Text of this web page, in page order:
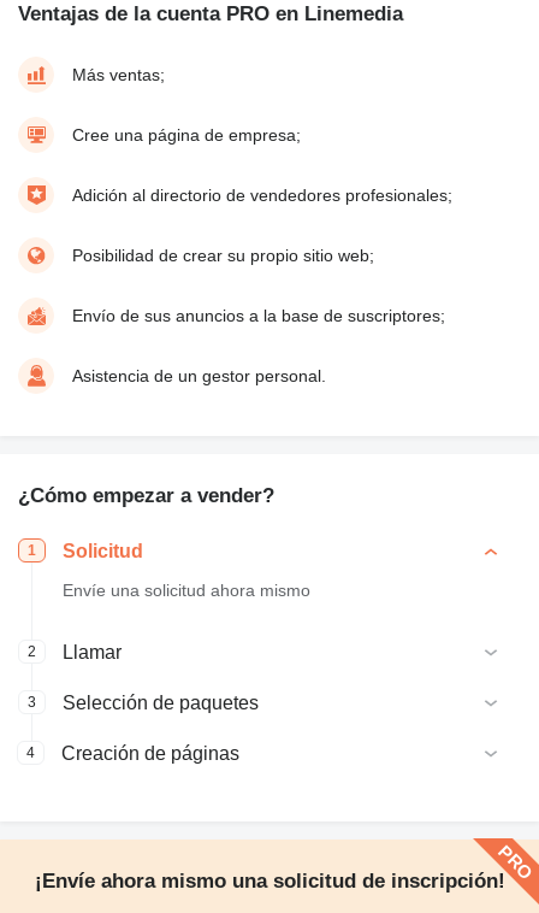
Ventajas de la cuenta PRO en Linemedia
Más ventas;
Cree una página de empresa;
Adición al directorio de vendedores profesionales;
Posibilidad de crear su propio sitio web;
Envío de sus anuncios a la base de suscriptores;
Asistencia de un gestor personal.
¿Cómo empezar a vender?
1 Solicitud
Envíe una solicitud ahora mismo
2 Llamar
3 Selección de paquetes
4 Creación de páginas
¡Envíe ahora mismo una solicitud de inscripción!